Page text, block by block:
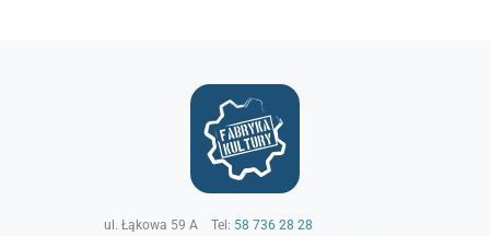
ul. Łąkowa 59 A
Tel: 58 736 28 28